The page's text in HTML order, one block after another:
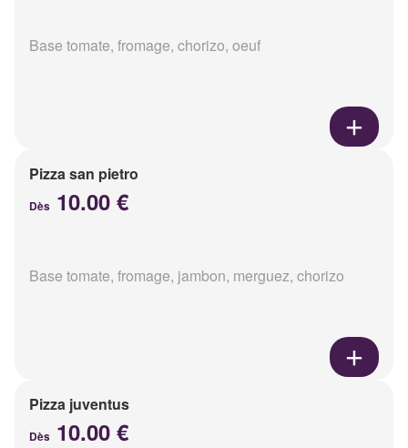
Base tomate, fromage, chorizo, oeuf
Pizza san pietro
Dès 10.00 €
Base tomate, fromage, jambon, merguez, chorizo
Pizza juventus
Dès 10.00 €